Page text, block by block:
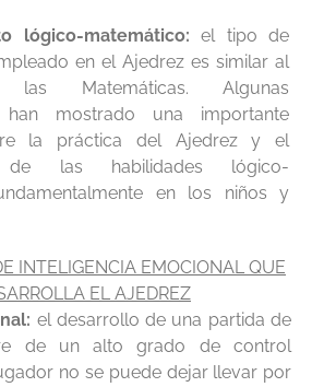
lógico-matemático:el tipo de
en el Ajedrez es similar al
Matemáticas. Algunas
han mostrado una importante
la práctica del Ajedrez y el
de las habilidades lógico-
en los niños y
INTELIGENCIA EMOCIONAL QUE
EL AJEDREZ
el desarrollo de una partida de
de un alto grado de control
no se puede dejar llevar por